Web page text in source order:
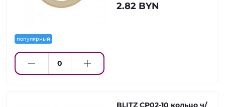
популярный
2.82 BYN
BLITZ CP02-10 кольцо ч/